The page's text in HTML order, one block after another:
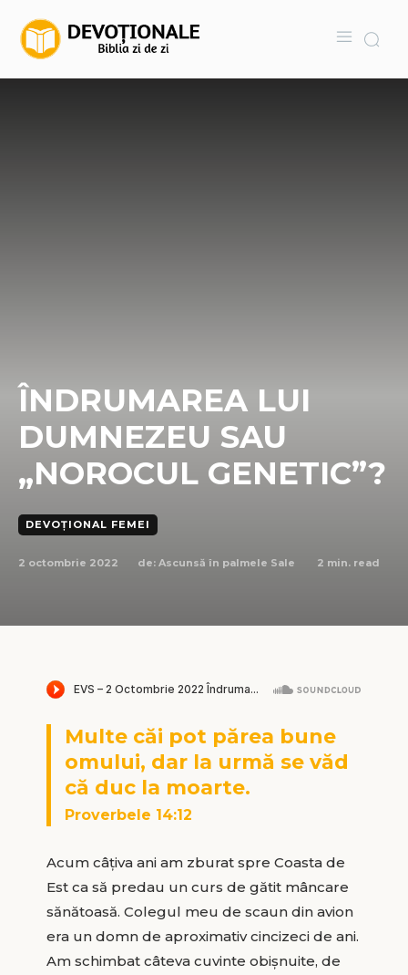
ÎNDRUMAREA LUI
DUMNEZEU SAU
„NOROCUL GENETIC”?
DEVOȚIONAL FEMEI
2 octombrie 2022 de: Ascunsă în palmele Sale 2 min. read
Multe căi pot părea bune
omului, dar la urmă se văd
că duc la moarte.
Proverbele 14:12
Acum câțiva ani am zburat spre Coasta de
Est ca să predau un curs de gătit mâncare
sănătoasă. Colegul meu de scaun din avion
era un domn de aproximativ cincizeci de ani.
Am schimbat câteva cuvinte obișnuite, de